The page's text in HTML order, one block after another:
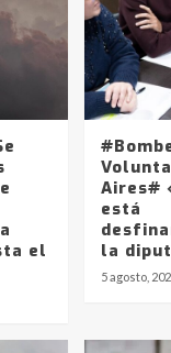
el
Aires#
está
la
5 agosto,
que fueron